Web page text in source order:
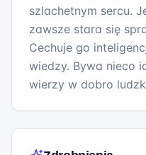
szlachetnym sercu.
zawsze stara się
Cechuje go
wiedzy. Bywa nieco
wierzy w dobro